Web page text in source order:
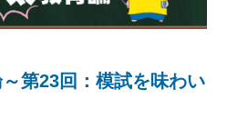
第23回：模試を味わい